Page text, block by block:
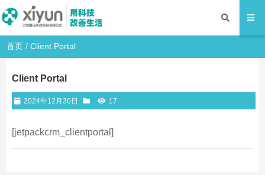
首页 /Client Portal
Client Portal
2024年12月30日 17
[jetpackcrm_clientportal]